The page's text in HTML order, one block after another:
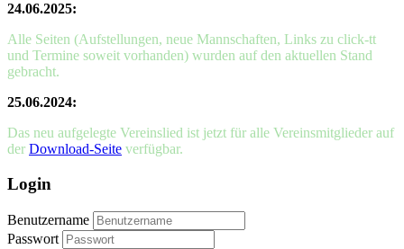
24.06.2025:
Alle Seiten (Aufstellungen, neue Mannschaften, Links zu click-tt
und Termine soweit vorhanden) wurden auf den aktuellen Stand
gebracht.
25.06.2024:
Das neu aufgelegte Vereinslied ist jetzt für alle Vereinsmitglieder auf
der Download-Seite verfügbar.
Login
Benutzername
Passwort